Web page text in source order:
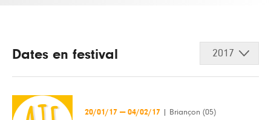
Dates en festival 2017
20/01/17 — 04/02/17 Briançon (05)